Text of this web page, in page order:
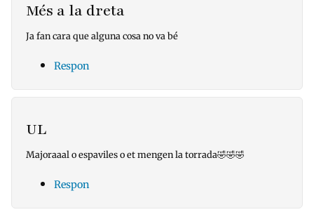
Més a la dreta
Ja fan cara que alguna cosa no va bé
Respon
UL
Majoraaal o espaviles o et mengen la torrada🤣🤣🤣
Respon